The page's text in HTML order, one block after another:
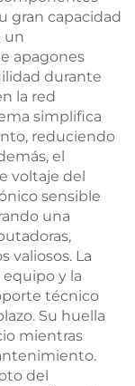
gran capacidad
un
apagones
durante
la red
simplifica
reduciendo
el
voltaje del
sensible
una
valiosos. La
y la
técnico
Su huella
mientras
del